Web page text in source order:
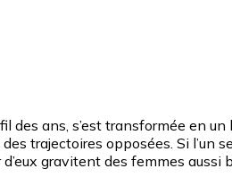
des ans, s’est transformée
trajectoires opposées. Si
gravitent des femmes